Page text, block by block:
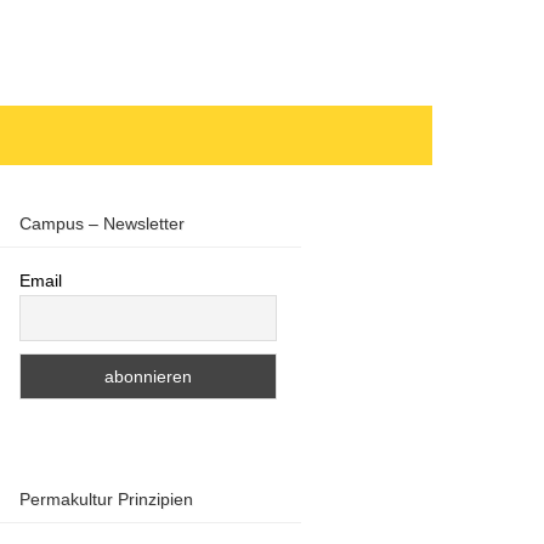
Campus – Newsletter
Email
Permakultur Prinzipien